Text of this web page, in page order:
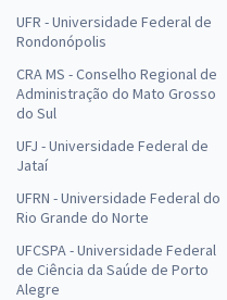
UFR - Universidade Federal de
Rondonópolis
CRA MS - Conselho Regional de
Administração do Mato Grosso
do Sul
UFJ - Universidade Federal de
Jataí
UFRN - Universidade Federal do
Rio Grande do Norte
UFCSPA - Universidade Federal
de Ciência da Saúde de Porto
Alegre